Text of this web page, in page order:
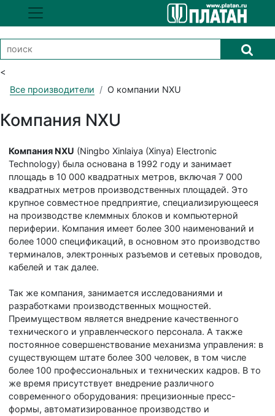
<
Все производители
О компании NXU
Компания NXU
Компания NXU (Ningbo Xinlaiya (Xinya) Electronic
Technology) была основана в 1992 году и занимает
площадь в 10 000 квадратных метров, включая 7 000
квадратных метров производственных площадей. Это
крупное совместное предприятие, специализирующееся
на производстве клеммных блоков и компьютерной
периферии. Компания имеет более 300 наименований и
более 1000 спецификаций, в основном это производство
терминалов, электронных разъемов и сетевых проводов,
кабелей и так далее.
Так же компания, занимается исследованиями и
разработками производственных мощностей.
Преимуществом является внедрение качественного
технического и управленческого персонала. А также
постоянное совершенствование механизма управления: в
существующем штате более 300 человек, в том числе
более 100 профессиональных и технических кадров. В то
же время присутствует внедрение различного
современного оборудования: прецизионные пресс-
формы, автоматизированное производство и